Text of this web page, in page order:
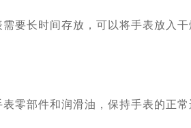
要长时间存放，可以将手表放入
零部件和润滑油，保持手表的正常